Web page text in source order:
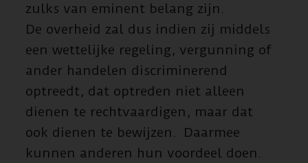
zulks van eminent belang zijn.
De overheid zal dus indien zij middels
een wettelijke regeling, vergunning of
ander handelen discriminerend
optreedt, dat optreden niet alleen
dienen te rechtvaardigen, maar dat
ook dienen te bewijzen. Daarmee
kunnen anderen hun voordeel doen.